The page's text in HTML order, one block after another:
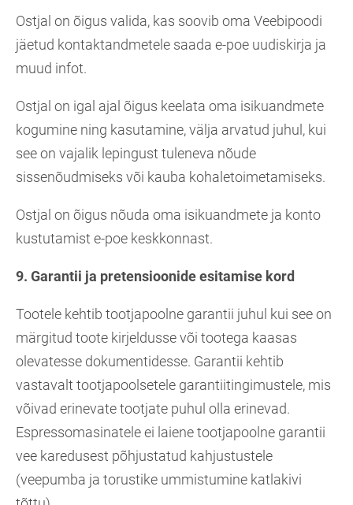
Ostjal on õigus valida, kas soovib oma Veebipoodi
jäetud kontaktandmetele saada e-poe uudiskirja ja
muud infot.
Ostjal on igal ajal õigus keelata oma isikuandmete
kogumine ning kasutamine, välja arvatud juhul, kui
see on vajalik lepingust tuleneva nõude
sissenõudmiseks või kauba kohaletoimetamiseks.
Ostjal on õigus nõuda oma isikuandmete ja konto
kustutamist e-poe keskkonnast.
9. Garantii ja pretensioonide esitamise kord
Tootele kehtib tootjapoolne garantii juhul kui see on
märgitud toote kirjeldusse või tootega kaasas
olevatesse dokumentidesse. Garantii kehtib
vastavalt tootjapoolsetele garantiitingimustele, mis
võivad erinevate tootjate puhul olla erinevad.
Espressomasinatele ei laiene tootjapoolne garantii
vee karedusest põhjustatud kahjustustele
(veepumba ja torustike ummistumine katlakivi